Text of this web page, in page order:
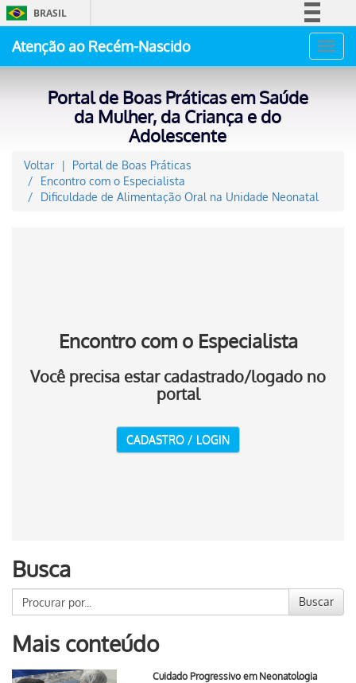
BRASIL
Acesso à informação
Atenção ao Recém-Nascido
Portal de Boas Práticas em Saúde
da Mulher, da Criança e do
Adolescente
Voltar
Portal de Boas Práticas
Encontro com o Especialista
Dificuldade de Alimentação Oral na Unidade Neonatal
Encontro com o Especialista
Você precisa estar cadastrado/logado no
portal
CADASTRO / LOGIN
Busca
Buscar
Mais conteúdo
Cuidado Progressivo em Neonatologia